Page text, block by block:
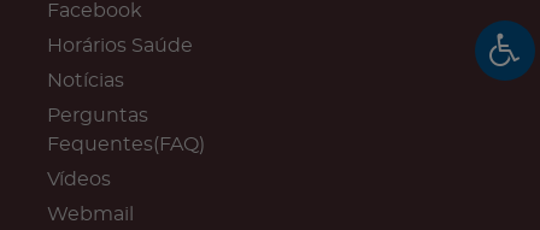
Facebook
Horários Saúde
Notícias
Perguntas
Fequentes(FAQ)
Vídeos
Webmail